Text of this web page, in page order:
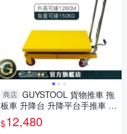
商店 GUYSTOOL 貨物推車 拖
板車 升降台 升降平台手推車 M
IT-P150125 升降檯 摺疊推車
油壓升降台
$12,480